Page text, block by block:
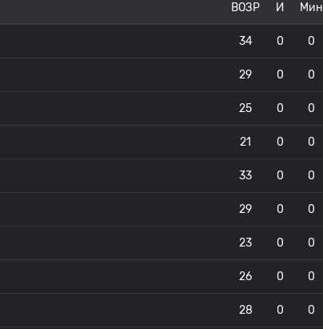
ВОЗР И Мин
34 0 0
29 0 0
25 0 0
21 0 0
33 0 0
29 0 0
23 0 0
26 0 0
28 0 0